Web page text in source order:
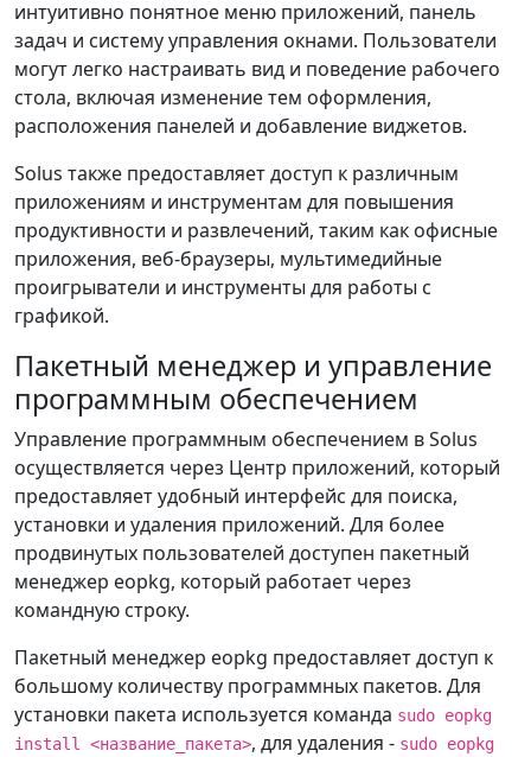
интуитивно понятное меню приложений, панель
задач и систему управления окнами. Пользователи
могут легко настраивать вид и поведение рабочего
стола, включая изменение тем оформления,
расположения панелей и добавление виджетов.
Solus также предоставляет доступ к различным
приложениям и инструментам для повышения
продуктивности и развлечений, таким как офисные
приложения, веб-браузеры, мультимедийные
проигрыватели и инструменты для работы с
графикой.
Пакетный менеджер и управление
программным обеспечением
Управление программным обеспечением в Solus
осуществляется через Центр приложений, который
предоставляет удобный интерфейс для поиска,
установки и удаления приложений. Для более
продвинутых пользователей доступен пакетный
менеджер eopkg, который работает через
командную строку.
Пакетный менеджер eopkg предоставляет доступ к
большому количеству программных пакетов. Для
установки пакета используется команда sudo eopkg
install <название_пакета>, для удаления - sudo eopkg